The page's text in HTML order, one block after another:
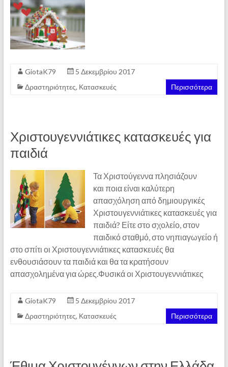
GiotaK79
5 Δεκεμβρίου 2017
Δραστηριότητες, Κατασκευές Περισσότερα
Χριστουγεννιάτικες κατασκευές για
παιδιά
Τα Χριστούγεννα πλησιάζουν
και ποια είναι καλύτερη
απασχόληση από δημιουργικές
Χριστουγεννιάτικες κατασκευές για
παιδιά? Είτε στο σχολείο, στον
παιδικό σταθμό, στο νηπιαγωγείο ή
στο σπίτι οι Χριστουγεννιάτικες κατασκευές θα
ενθουσιάσουν τα παιδιά και θα τα κρατήσουν
απασχολημένα για ώρες.Φυσικά οι Χριστουγεννιάτικες
GiotaK79
5 Δεκεμβρίου 2017
Δραστηριότητες, Κατασκευές Περισσότερα